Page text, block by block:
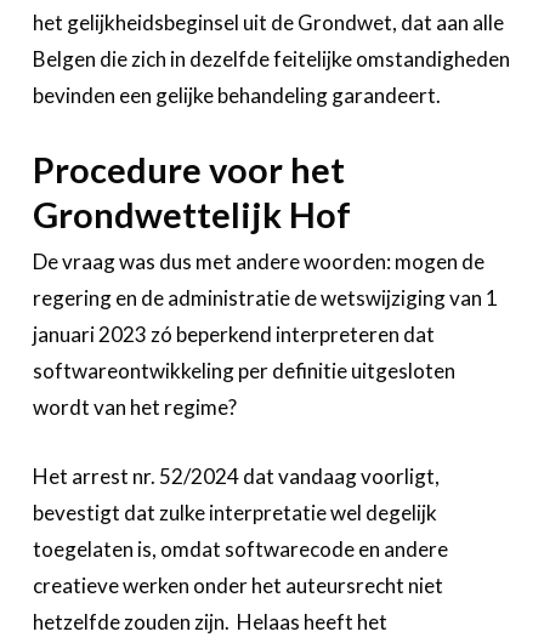
het gelijkheidsbeginsel uit de Grondwet, dat aan alle
Belgen die zich in dezelfde feitelijke omstandigheden
bevinden een gelijke behandeling garandeert.
Procedure voor het
Grondwettelijk Hof
De vraag was dus met andere woorden: mogen de
regering en de administratie de wetswijziging van 1
januari 2023 zó beperkend interpreteren dat
softwareontwikkeling per definitie uitgesloten
wordt van het regime?
Het arrest nr. 52/2024 dat vandaag voorligt,
bevestigt dat zulke interpretatie wel degelijk
toegelaten is, omdat softwarecode en andere
creatieve werken onder het auteursrecht niet
hetzelfde zouden zijn. Helaas heeft het